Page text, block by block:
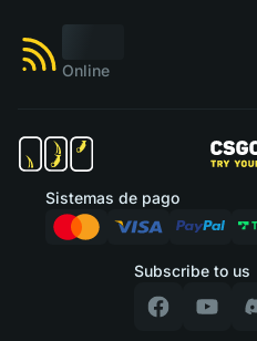
Online
Subscribe to us
Sistemas de pago